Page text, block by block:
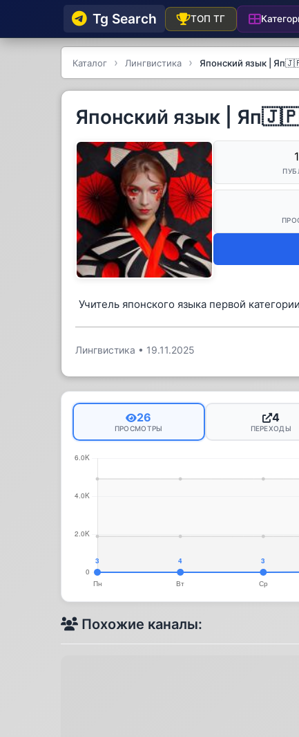
Tg Searсh ТОП ТГ
Каталог Лингвистика Японский язык |
Японский язык |
Учитель японского языка первой
Лингвистика • 19.11.2025
26
ПРОСМОТРЫ
4
ПЕРЕХОДЫ
Похожие каналы: